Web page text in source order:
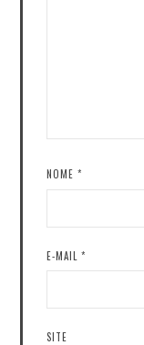
NOME*
E-MAIL*
SITE